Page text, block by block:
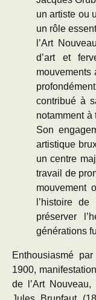
un artiste ou
un rôle
l’Art
d’art et
mouvements
contribué à
notamment à
Son
artistique
un centre
travail de
mouvement
l’histoire
préserver
générations
Enthousiasmé
1900,
de l’Art